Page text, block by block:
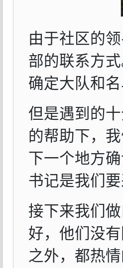
由于社区的
部的联系方
确定大队和
但是遇到的
的帮助下，
下一个地方
书记是我们
接下来我们
好，他们没
之外，都热